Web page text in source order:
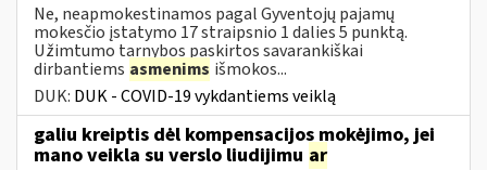
Ne, neapmokestinamos pagal Gyventojų pajamų
mokesčio įstatymo 17 straipsnio 1 dalies 5 punktą.
Užimtumo tarnybos paskirtos savarankiškai
dirbantiems asmenims išmokos...
DUK: DUK - COVID-19 vykdantiems veiklą
galiu kreiptis dėl kompensacijos mokėjimo, jei
mano veikla su verslo liudijimu ar